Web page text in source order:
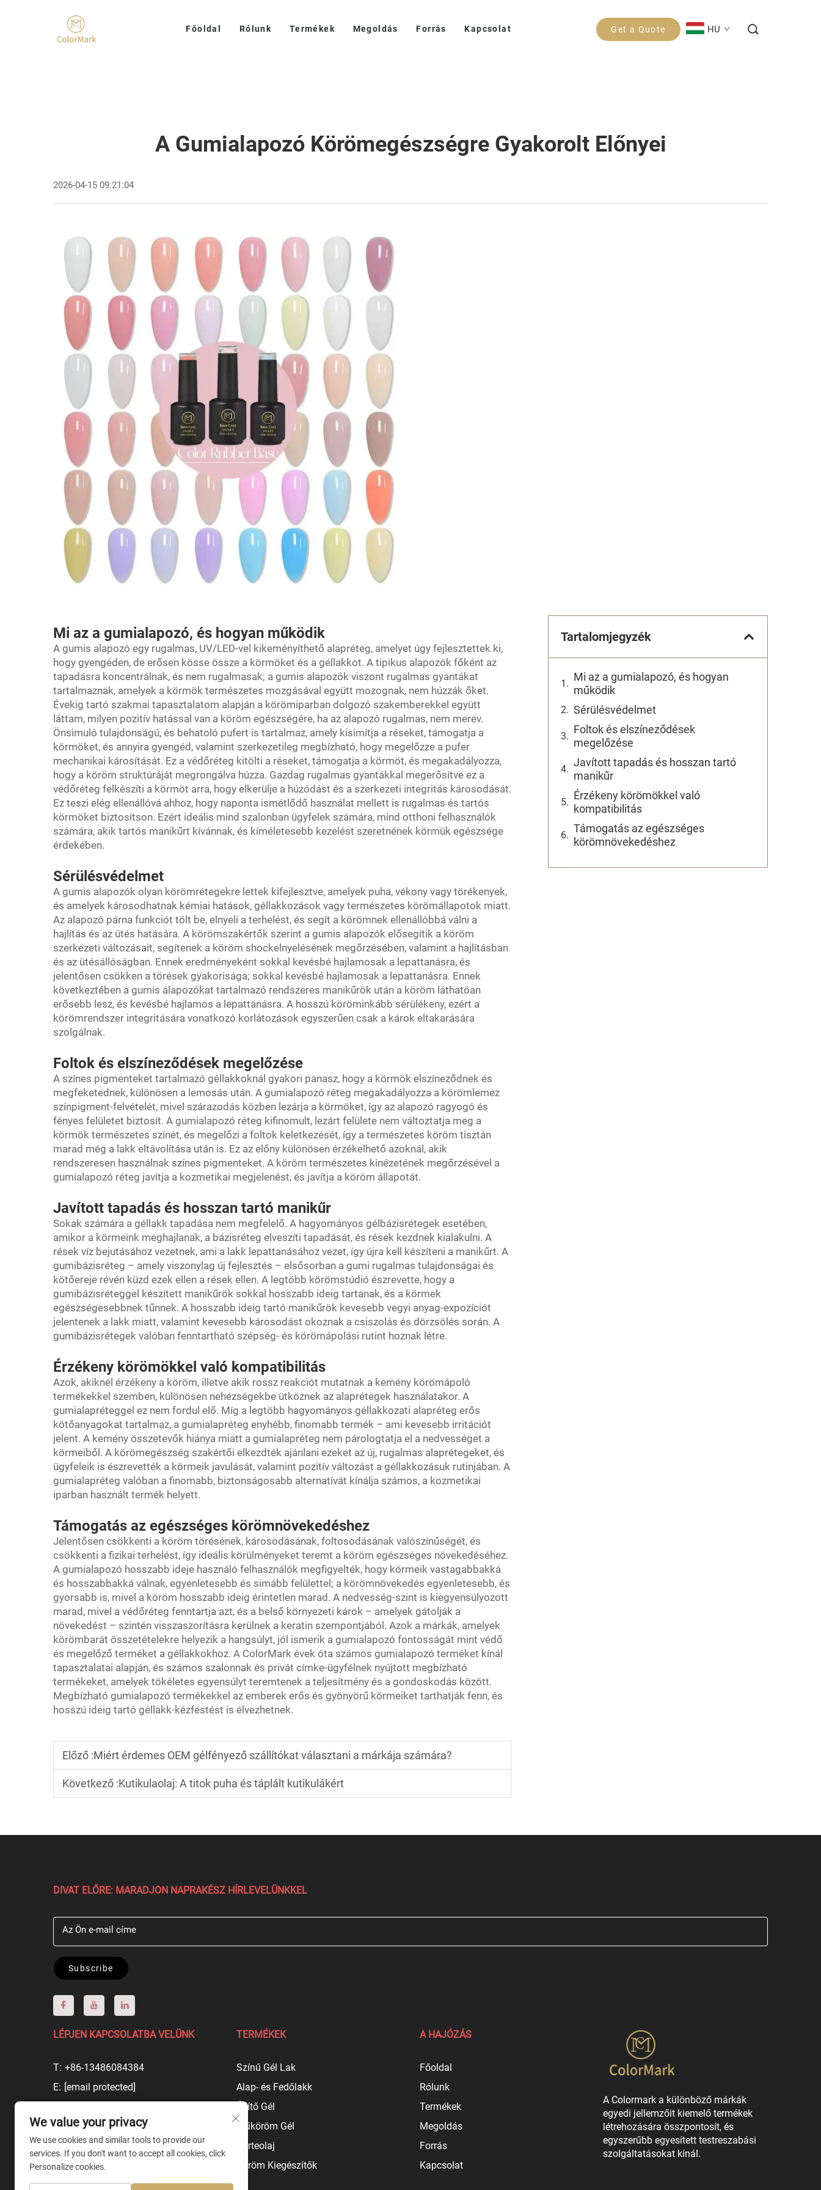
Főoldal Rólunk Termékek Megoldás Forrás Kapcsolat Get a Quote HU
A Gumialapozó Körömegészségre Gyakorolt Előnyei
2026-04-15 09:21:04
Mi az a gumialapozó, és hogyan működik
A gumis alapozó egy rugalmas, UV/LED-vel kikeményíthető alapréteg, amelyet úgy fejlesztettek ki,
hogy gyengéden, de erősen kösse össze a körmöket és a géllakkot. A tipikus alapozók főként az
tapadásra koncentrálnak, és nem rugalmasak; a gumis alapozók viszont rugalmas gyantákat
tartalmaznak, amelyek a körmök természetes mozgásával együtt mozognak, nem húzzák őket.
Évekig tartó szakmai tapasztalatom alapján a körömiparban dolgozó szakemberekkel együtt
láttam, milyen pozitív hatással van a köröm egészségére, ha az alapozó rugalmas, nem merev.
Önsimuló tulajdonságú, és behatoló pufert is tartalmaz, amely kisimítja a réseket, támogatja a
körmöket, és annyira gyengéd, valamint szerkezetileg megbízható, hogy megelőzze a pufer
mechanikai károsítását. Ez a védőréteg kitölti a réseket, támogatja a körmöt, és megakadályozza,
hogy a köröm struktúráját megrongálva húzza. Gazdag rugalmas gyantákkal megerősítve ez a
védőréteg felkészíti a körmöt arra, hogy elkerülje a húzódást és a szerkezeti integritás károsodását.
Ez teszi elég ellenállóvá ahhoz, hogy naponta ismétlődő használat mellett is rugalmas és tartós
körmöket biztosítson. Ezért ideális mind szalonban ügyfelek számára, mind otthoni felhasználók
számára, akik tartós manikűrt kívánnak, és kíméletesebb kezelést szeretnének körmük egészsége
érdekében.
Sérülésvédelmet
A gumis alapozók olyan körömrétegekre lettek kifejlesztve, amelyek puha, vékony vagy törékenyek,
és amelyek károsodhatnak kémiai hatások, géllakkozások vagy természetes körömállapotok miatt.
Az alapozó párna funkciót tölt be, elnyeli a terhelést, és segít a körömnek ellenállóbbá válni a
hajlítás és az ütés hatására. A körömszakértők szerint a gumis alapozók elősegítik a köröm
szerkezeti változásait, segítenek a köröm shockelnyelésének megőrzésében, valamint a hajlításban
és az ütésállóságban. Ennek eredményeként sokkal kevésbé hajlamosak a lepattanásra, és
jelentősen csökken a törések gyakorisága; sokkal kevésbé hajlamosak a lepattanásra. Ennek
következtében a gumis alapozókat tartalmazó rendszeres manikűrök után a köröm láthatóan
erősebb lesz, és kevésbé hajlamos a lepattanásra. A hosszú köröminkább sérülékeny, ezért a
körömrendszer integritására vonatkozó korlátozások egyszerűen csak a károk eltakarására
szolgálnak.
Foltok és elszíneződések megelőzése
A színes pigmenteket tartalmazó géllakkoknál gyakori panasz, hogy a körmök elszíneződnek és
megfeketednek, különösen a lemosás után. A gumialapozó réteg megakadályozza a körömlemez
színpigment-felvételét, mivel szárazodás közben lezárja a körmöket, így az alapozó ragyogó és
fényes felületet biztosít. A gumialapozó réteg kifinomult, lezárt felülete nem változtatja meg a
körmök természetes színét, és megelőzi a foltok keletkezését, így a természetes köröm tisztán
marad még a lakk eltávolítása után is. Ez az előny különösen érzékelhető azoknál, akik
rendszeresen használnak színes pigmenteket. A köröm természetes kinézetének megőrzésével a
gumialapozó réteg javítja a kozmetikai megjelenést, és javítja a köröm állapotát.
Javított tapadás és hosszan tartó manikűr
Sokak számára a géllakk tapadása nem megfelelő. A hagyományos gélbázisrétegek esetében,
amikor a körmeink meghajlanak, a bázisréteg elveszíti tapadását, és rések kezdnek kialakulni. A
rések víz bejutásához vezetnek, ami a lakk lepattanásához vezet, így újra kell készíteni a manikűrt. A
gumibázisréteg – amely viszonylag új fejlesztés – elsősorban a gumi rugalmas tulajdonságai és
kötőereje révén küzd ezek ellen a rések ellen. A legtöbb körömstúdió észrevette, hogy a
gumibázisréteggel készített manikűrök sokkal hosszabb ideig tartanak, és a körmek
egészségesebbnek tűnnek. A hosszabb ideig tartó manikűrök kevesebb vegyi anyag-expozíciót
jelentenek a lakk miatt, valamint kevesebb károsodást okoznak a csiszolás és dörzsölés során. A
gumibázisrétegek valóban fenntartható szépség- és körömápolási rutint hoznak létre.
Érzékeny körömökkel való kompatibilitás
Azok, akiknél érzékeny a köröm, illetve akik rossz reakciót mutatnak a kemény körömápoló
termékekkel szemben, különösen nehézségekbe ütköznek az alaprétegek használatakor. A
gumialapréteggel ez nem fordul elő. Míg a legtöbb hagyományos géllakkozati alapréteg erős
kötőanyagokat tartalmaz, a gumialapréteg enyhébb, finomabb termék – ami kevesebb irritációt
jelent. A kemény összetevők hiánya miatt a gumialapréteg nem párologtatja el a nedvességet a
körmeiből. A körömegészség szakértői elkezdték ajánlani ezeket az új, rugalmas alaprétegeket, és
ügyfeleik is észrevették a körmeik javulását, valamint pozitív változást a géllakkozásuk rutinjában. A
gumialapréteg valóban a finomabb, biztonságosabb alternatívát kínálja számos, a kozmetikai
iparban használt termék helyett.
Támogatás az egészséges körömnövekedéshez
Jelentősen csökkenti a köröm törésének, károsodásának, foltosodásának valószínűségét, és
csökkenti a fizikai terhelést, így ideális körülményeket teremt a köröm egészséges növekedéséhez.
A gumialapozó hosszabb ideje használó felhasználók megfigyelték, hogy körmeik vastagabbakká
és hosszabbakká válnak, egyenletesebb és simább felülettel; a körömnövekedés egyenletesebb, és
gyorsabb is, mivel a köröm hosszabb ideig érintetlen marad. A nedvesség-szint is kiegyensúlyozott
marad, mivel a védőréteg fenntartja azt, és a belső környezeti károk – amelyek gátolják a
növekedést – szintén visszaszorításra kerülnek a keratin szempontjából. Azok a márkák, amelyek
körömbarát összetételekre helyezik a hangsúlyt, jól ismerik a gumialapozó fontosságát mint védő
és megelőző terméket a géllakkokhoz. A ColorMark évek óta számos gumialapozó terméket kínál
tapasztalatai alapján, és számos szalonnak és privát címke-ügyfélnek nyújtott megbízható
termékeket, amelyek tökéletes egyensúlyt teremtenek a teljesítmény és a gondoskodás között.
Megbízható gumialapozó termékekkel az emberek erős és gyönyörű körmeiket tarthatják fenn, és
hosszú ideig tartó géllakk-kézfestést is élvezhetnek.
Előző :Miért érdemes OEM gélfényező szállítókat választani a márkája számára?
Következő :Kutikulaolaj: A titok puha és táplált kutikulákért
Tartalomjegyzék
Mi az a gumialapozó, és hogyan
működik
Sérülésvédelmet
Foltok és elszíneződések
megelőzése
Javított tapadás és hosszan tartó
manikűr
Érzékeny körömökkel való
kompatibilitás
Támogatás az egészséges
körömnövekedéshez
DIVAT ELŐRE: MARADJON NAPRAKÉSZ HÍRLEVELÜNKKEL
Az Ön e-mail címe
Subscribe
LÉPJEN KAPCSOLATBA VELÜNK
T: +86-13486084384
E: [email protected]
Subdistrict, Ningbo, Zhejiang, China
TERMÉKEK
Színű Gél Lak
Alap- és Fedőlakk
Építő Gél
Műköröm Gél
Körteolaj
Köröm Kiegészítők
A HAJÓZÁS
Főoldal
Rólunk
Termékek
Megoldás
Forrás
Kapcsolat
A Colormark a különböző márkák
egyedi jellemzőit kiemelő termékek
létrehozására összpontosít, és
egyszerűbb egyesített testreszabási
szolgáltatásokat kínál.
We value your privacy
We use cookies and similar tools to provide our
services. If you don't want to accept all cookies, click
Personalize cookies.